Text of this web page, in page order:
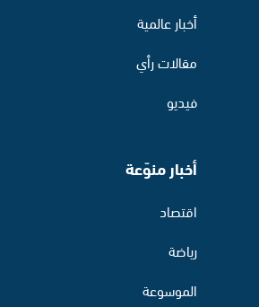
أخبار عالمية
مقالات رأي
فيديو
أخبار منوّعة
اقتصاد
رياضة
الموسوعة